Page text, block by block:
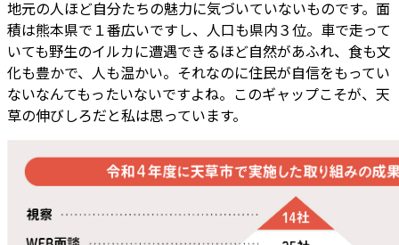
地元の人ほど自分たちの魅力に気づいていないものです。面
積は熊本県で１番広いですし、人口も県内３位。車で走って
いても野生のイルカに遭遇できるほど自然があふれ、食も文
化も豊かで、人も温かい。それなのに住民が自信をもってい
ないなんてもったいないですよね。このギャップこそが、天
草の伸びしろだと私は思っています。